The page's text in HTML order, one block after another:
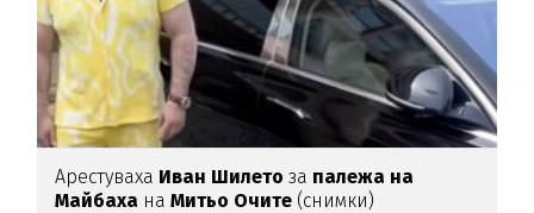
Арестуваха Иван Шилетоза палежа на
Майбаха наМитьо Очите (снимки)